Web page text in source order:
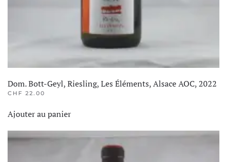
Dom. Bott-Geyl, Riesling, Les Éléments, Alsace AOC, 2022
CHF 22.00
Ajouter au panier